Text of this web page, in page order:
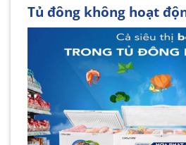
Tủ đông không hoạt